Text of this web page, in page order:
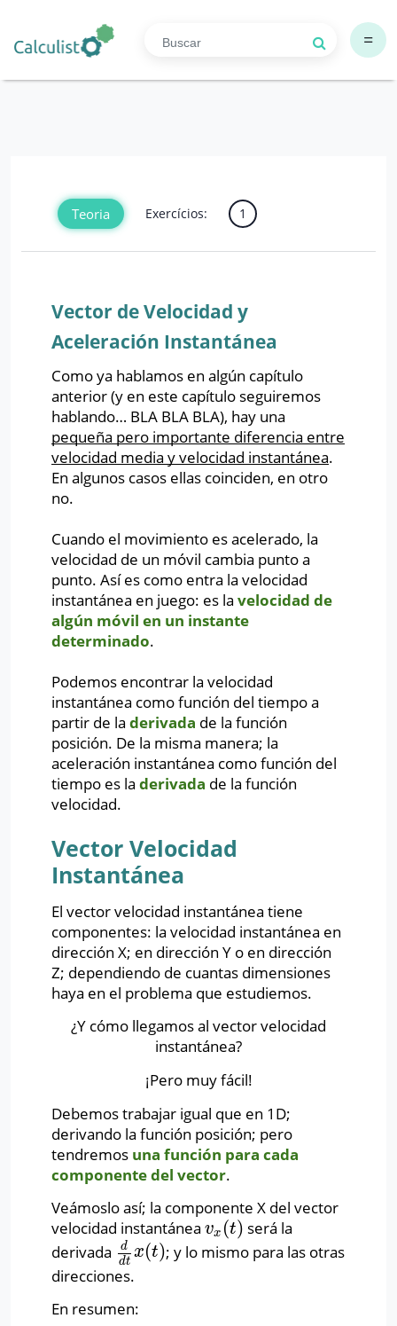
=
Teoria Exercícios: 1
Vector de Velocidad y
Aceleración Instantánea
Como ya hablamos en algún capítulo
anterior (y en este capítulo seguiremos
hablando… BLA BLA BLA), hay una
pequeña pero importante diferencia entre
velocidad media y velocidad instantánea.
En algunos casos ellas coinciden, en otro
no.
Cuando el movimiento es acelerado, la
velocidad de un móvil cambia punto a
punto. Así es como entra la velocidad
instantánea en juego: es la velocidad de
algún móvil en un instante
determinado.
Podemos encontrar la velocidad
instantánea como función del tiempo a
partir de la derivada de la función
posición. De la misma manera; la
aceleración instantánea como función del
tiempo es la derivada de la función
velocidad.
Vector Velocidad
Instantánea
El vector velocidad instantánea tiene
componentes: la velocidad instantánea en
dirección X; en dirección Y o en dirección
Z; dependiendo de cuantas dimensiones
haya en el problema que estudiemos.
¿Y cómo llegamos al vector velocidad
instantánea?
¡Pero muy fácil!
Debemos trabajar igual que en 1D;
derivando la función posición; pero
tendremos una función para cada
componente del vector.
Veámoslo así; la componente X del vector
velocidad instantánea vx (t)
vx(t)
será la
derivada
d
dt x(t)
ddtx(t) ; y lo mismo para las otras
direcciones.
En resumen: